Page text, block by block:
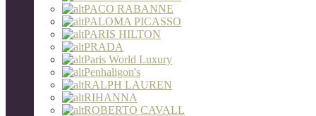
PACO RABANNE
PALOMA PICASSO
PARIS HILTON
PRADA
Paris World Luxury
Penhaligon's
RALPH LAUREN
RIHANNA
ROBERTO CAVALL